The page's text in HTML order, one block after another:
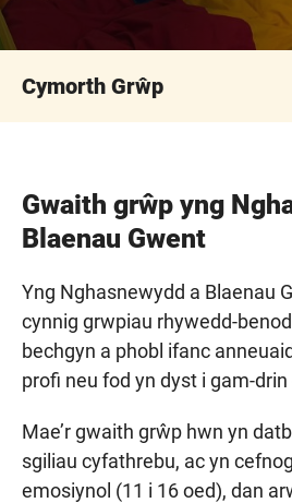
Cymorth Grŵp
Gwaith grŵp yng
Blaenau Gwent
Yng Nghasnewydd a Blaenau
cynnig grwpiau rhywedd-
bechgyn a phobl ifanc
profi neu fod yn dyst i gam-
Mae’r gwaith grŵp hwn yn
sgiliau cyfathrebu, ac yn
emosiynol (11 i 16 oed), dan